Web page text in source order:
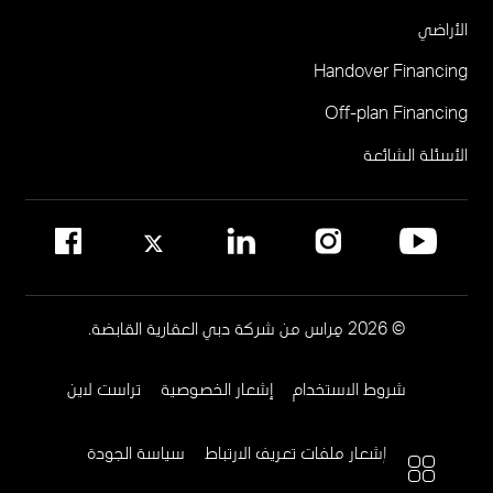
مركز مبيعات مِراس في نخلة جميرا
لإدارة المجتمع
يرجى الاتصال على 800MERAAS (800-637227)
مكتب إدارة المجمع العقاري
أتيليس في حي دبي للتصميم
الأراضي
Handover Financing
Off-plan Financing
الأسئلة الشائعة
© 2026 مِراس من شركة دبي العقارية القابضة.
Footer
Two
شروط الاستخدام إشعار الخصوصية تراست لاين
إشعار ملفات تعريف الارتباط سياسة الجودة